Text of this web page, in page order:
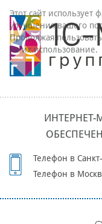
Телефон в
Телефон в
Этот сайт использует
улучшения вашего
Продолжая
на их использование.